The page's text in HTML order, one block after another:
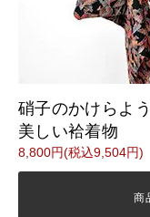
硝子のかけらよ
美しい袷着物
8,800円(税込9,504円)
商